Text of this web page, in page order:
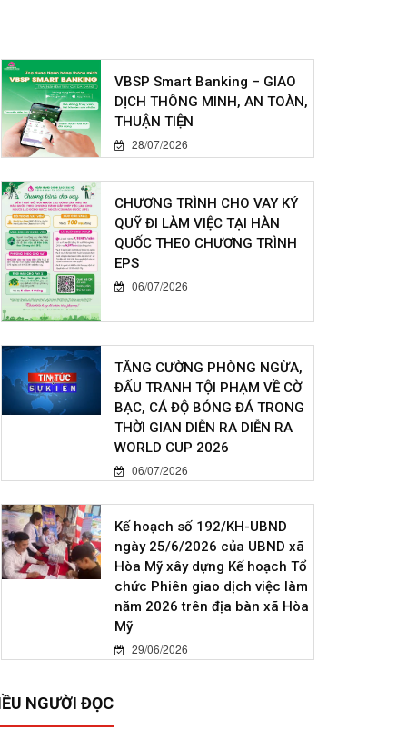
VBSP Smart Banking – GIAO
DỊCH THÔNG MINH, AN TOÀN,
THUẬN TIỆN
28/07/2026
CHƯƠNG TRÌNH CHO VAY KÝ
QUỸ ĐI LÀM VIỆC TẠI HÀN
QUỐC THEO CHƯƠNG TRÌNH
EPS
06/07/2026
TĂNG CƯỜNG PHÒNG NGỪA,
ĐẤU TRANH TỘI PHẠM VỀ CỜ
BẠC, CÁ ĐỘ BÓNG ĐÁ TRONG
THỜI GIAN DIỄN RA DIỄN RA
WORLD CUP 2026
06/07/2026
Kế hoạch số 192/KH-UBND
ngày 25/6/2026 của UBND xã
Hòa Mỹ xây dựng Kế hoạch Tổ
chức Phiên giao dịch việc làm
năm 2026 trên địa bàn xã Hòa
Mỹ
29/06/2026
NGƯỜI ĐỌC